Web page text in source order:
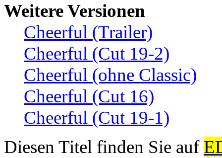
Weitere Versionen
Cheerful (Trailer)
Cheerful (Cut 19-2)
Cheerful (ohne Classic)
Cheerful (Cut 16)
Cheerful (Cut 19-1)
Diesen Titel finden Sie auf